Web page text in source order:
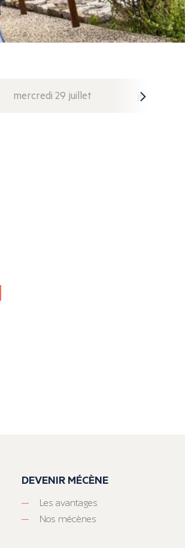
mercredi 29 juillet jeudi 30
DEVENIR MÉCÈNE
Les avantages
Nos mécènes